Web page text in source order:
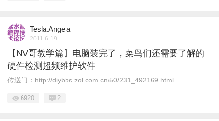
Tesla.Angela
2011-6-19
【NV哥教学篇】电脑装完了，菜鸟们还需要了解的
硬件检测超频维护软件
传送门：http://diybbs.zol.com.cn/50/231_492169.html
6920 2